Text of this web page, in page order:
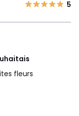
5
fleurs